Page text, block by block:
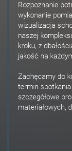
Rozpoznanie
wykonanie
wizualizacja
naszej
kroku, z
jakość na
Zachęcamy do
termin
szczegółowe
materiałowych,